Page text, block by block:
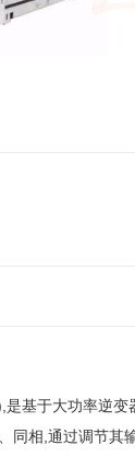
基于大功率逆
同相,通过调节